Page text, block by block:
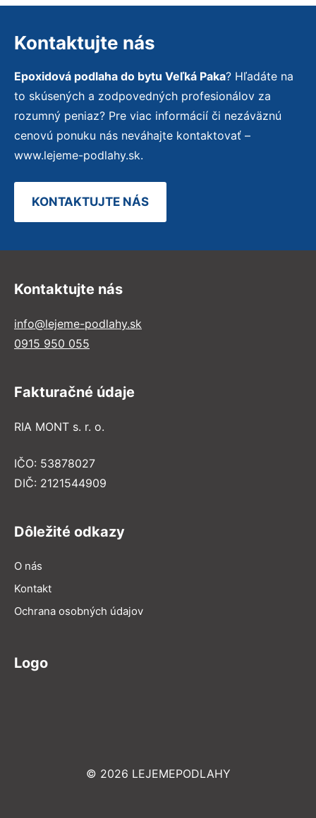
Kontaktujte nás
Epoxidová podlaha do bytu Veľká Paka? Hľadáte na
to skúsených a zodpovedných profesionálov za
rozumný peniaz? Pre viac informácií či nezáväznú
cenovú ponuku nás neváhajte kontaktovať –
www.lejeme-podlahy.sk.
KONTAKTUJTE NÁS
Kontaktujte nás
info@lejeme-podlahy.sk
0915 950 055
Fakturačné údaje
RIA MONT s. r. o.
IČO: 53878027
DIČ: 2121544909
Dôležité odkazy
O nás
Kontakt
Ochrana osobných údajov
Logo
© 2026 LEJEMEPODLAHY